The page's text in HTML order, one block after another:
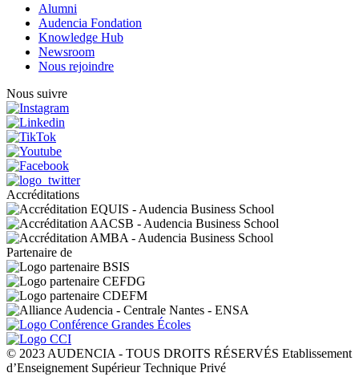
Alumni
Audencia Fondation
Knowledge Hub
Newsroom
Nous rejoindre
Nous suivre
Accréditations
Partenaire de
© 2023 AUDENCIA - TOUS DROITS RÉSERVÉS Etablissement
d’Enseignement Supérieur Technique Privé